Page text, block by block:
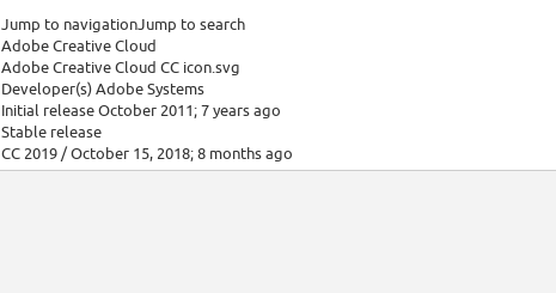
Jump to navigationJump to search
Adobe Creative Cloud
Adobe Creative Cloud CC icon.svg
Developer(s) Adobe Systems
Initial release October 2011; 7 years ago
Stable release
CC 2019 / October 15, 2018; 8 months ago
Operating system Windows, macOS